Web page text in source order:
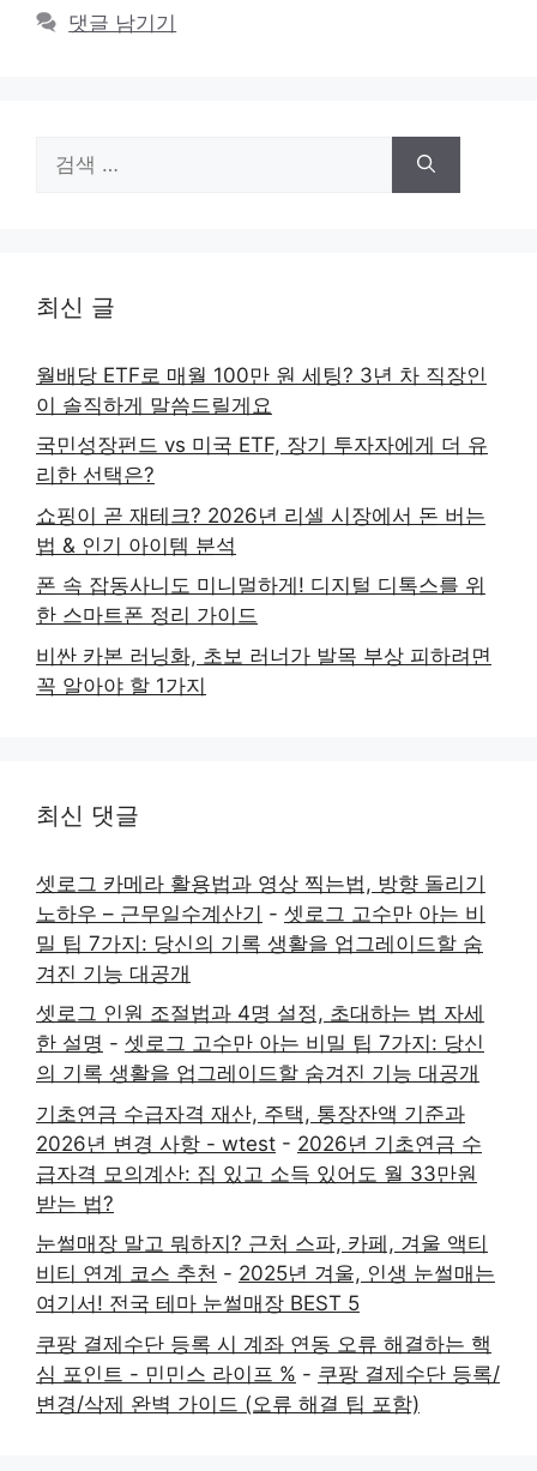
댓글 남기기
색:
최신 글
월배당 ETF로 매월 100만 원 세팅? 3년 차 직장인
이 솔직하게 말씀드릴게요
국민성장펀드 vs 미국 ETF, 장기 투자자에게 더 유
리한 선택은?
쇼핑이 곧 재테크? 2026년 리셀 시장에서 돈 버는
법 & 인기 아이템 분석
폰 속 잡동사니도 미니멀하게! 디지털 디톡스를 위
한 스마트폰 정리 가이드
비싼 카본 러닝화, 초보 러너가 발목 부상 피하려면
꼭 알아야 할 1가지
최신 댓글
셋로그 카메라 활용법과 영상 찍는법, 방향 돌리기
노하우 – 근무일수계산기 - 셋로그 고수만 아는 비
밀 팁 7가지: 당신의 기록 생활을 업그레이드할 숨
겨진 기능 대공개
셋로그 인원 조절법과 4명 설정, 초대하는 법 자세
한 설명 - 셋로그 고수만 아는 비밀 팁 7가지: 당신
의 기록 생활을 업그레이드할 숨겨진 기능 대공개
기초연금 수급자격 재산, 주택, 통장잔액 기준과
2026년 변경 사항 - wtest - 2026년 기초연금 수
급자격 모의계산: 집 있고 소득 있어도 월 33만원
받는 법?
눈썰매장 말고 뭐하지? 근처 스파, 카페, 겨울 액티
비티 연계 코스 추천 - 2025년 겨울, 인생 눈썰매는
여기서! 전국 테마 눈썰매장 BEST 5
쿠팡 결제수단 등록 시 계좌 연동 오류 해결하는 핵
심 포인트 - 민민스 라이프 % - 쿠팡 결제수단 등록/
변경/삭제 완벽 가이드 (오류 해결 팁 포함)